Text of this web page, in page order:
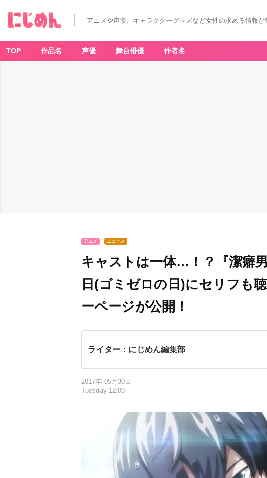
アニメや声優、キャラクターグッズなど女性の求める情報が
TOP 作品名 声優 舞台俳優 作者名
アニメ ニュース
キャストは一体…！？『潔癖
日(ゴミゼロの日)に​セリフも
ーページが​公開！
ライター：にじめん編集部
2017年 05月30日
Tuesday 12:00